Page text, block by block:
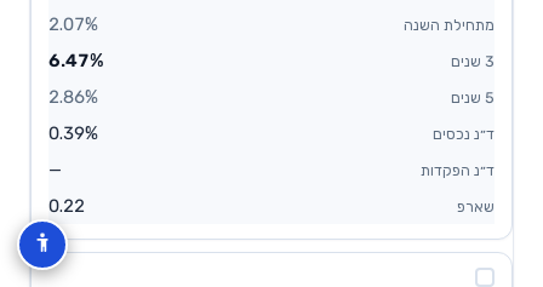
2.07%
6.47%
2.86%
0.39%
—
0.22